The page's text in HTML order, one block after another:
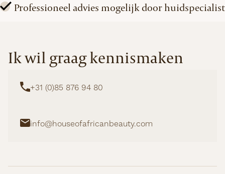
Professioneel advies mogelijk door huidspecialist
Ik wil graag kennismaken
+31 (0)85 876 94 80
info@houseofafricanbeauty.com